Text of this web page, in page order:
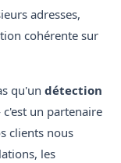
adresses,
cohérente sur
qu'un détection
un partenaire
clients nous
les